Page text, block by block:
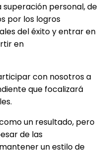
superación personal, de
por los logros
del éxito y entrar en
en
con nosotros a
que focalizará
un resultado, pero
de las
un estilo de